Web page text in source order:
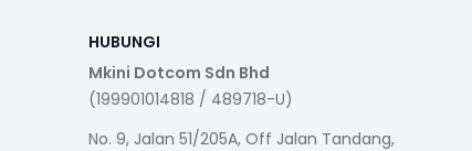
HUBUNGI
Mkini Dotcom Sdn Bhd
(199901014818 / 489718-U)
No. 9, Jalan 51/205A, Off Jalan Tandang,